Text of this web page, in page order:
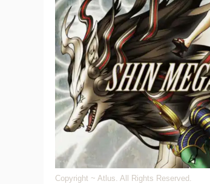
Copyright ~ Atlus. All Rights Reserved.